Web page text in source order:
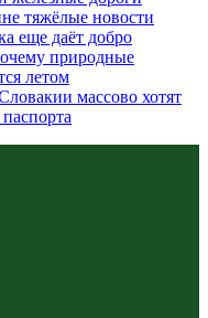
тяжёлые новости
еще даёт добро
природные
летом
массово хотят